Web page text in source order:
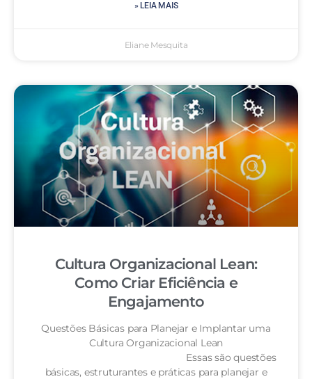
» LEIA MAIS
Eliane Mesquita
Cultura Organizacional Lean:
Como Criar Eficiência e
Engajamento
Questões Básicas para Planejar e Implantar uma
Cultura Organizacional Lean
Essas são questões
básicas, estruturantes e práticas para planejar e